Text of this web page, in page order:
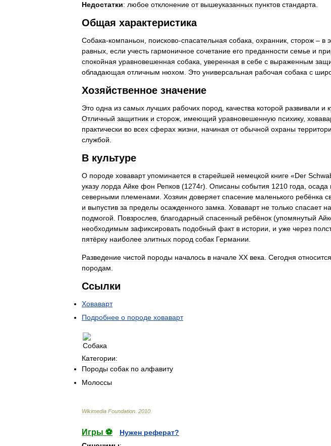
Недостатки: любое отклонение от вышеуказанных пунктов стандарта
Общая характеристика
Собака-компаньон поисково-спасательная собака охранник сторож – в
равных если учесть гармоничное сочетание его преданности семье и
спокойная уравновешенная собака уверенная в себе с выраженным
обладающая отличным нюхом Это универсальная рабочая собака с
Хозяйственное значение
Это одна из самых лучших рабочих пород качества которой развивали и
Отличный защитник и сторож имеющий уравновешенную психику,
практически во всех сферах жизни начиная от обычной охраны
службой
В культуре
О породе ховаварт упоминается в старейшей немецкой книге «Der
указу лорда Айке фон Репков (1274г). Описаны события 1210 года осада
северными племенами Хозяин доверяет спасение маленького ребёнка
и выпустив за пределы осажденного замка Ховаварт не только спасает
подмогой
Повзрослев благодарный спасенный ребёнок (упомянутый
необходимым зафиксировать подобный факт в истории и уже через
пятёрку наиболее элитных пород собак Германии
Разведение чистой породы началось в начале XX века Сегодня относится
породам
Ссылки
Ховаварт
Подробнее о породе ховаварт
Категории:
Породы собак по алфавиту
Молоссы
Wikimedia Foundation 2010
Игры ⚽
Нужен реферат?